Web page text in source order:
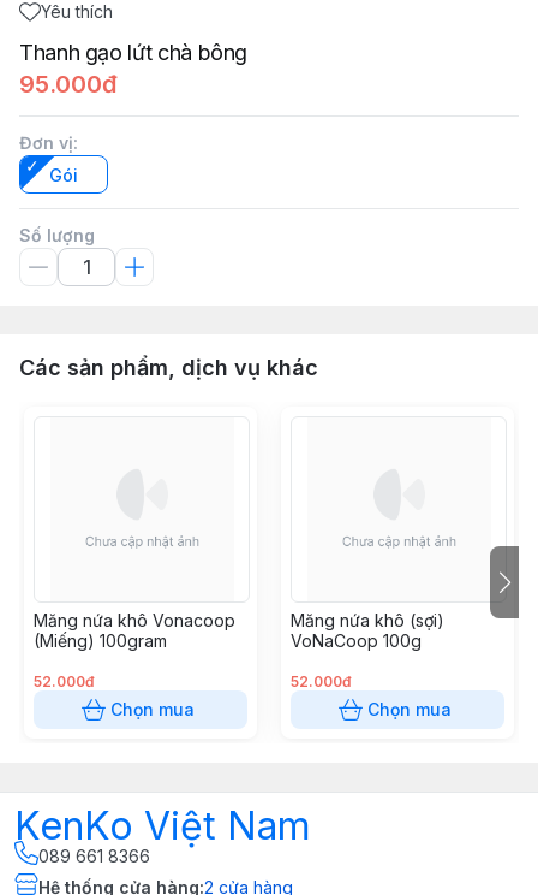
Yêu thích
Thanh gạo lứt chà bông
95.000đ
Đơn vị:
Gói
Số lượng
Các sản phẩm, dịch vụ khác
Măng nứa khô Vonacoop
(Miếng) 100gram
52.000đ
Chọn mua
Măng nứa khô (sợi)
VoNaCoop 100g
52.000đ
Chọn mua
KenKo Việt Nam
089 661 8366
Hệ thống cửa hàng:2 cửa hàng